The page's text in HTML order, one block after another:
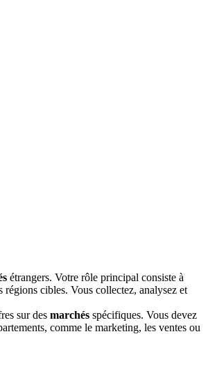
étrangers. Votre rôle principal consiste à
régions cibles. Vous collectez, analysez et
sur des marchés spécifiques. Vous devez
comme le marketing, les ventes ou